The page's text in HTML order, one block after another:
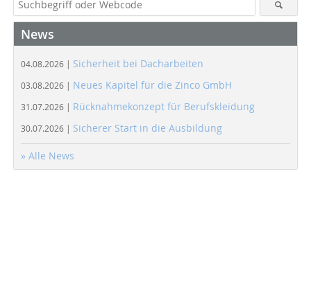
News
04.08.2026 | Sicherheit bei Dacharbeiten
03.08.2026 | Neues Kapitel für die Zinco GmbH
31.07.2026 | Rücknahmekonzept für Berufskleidung
30.07.2026 | Sicherer Start in die Ausbildung
» Alle News